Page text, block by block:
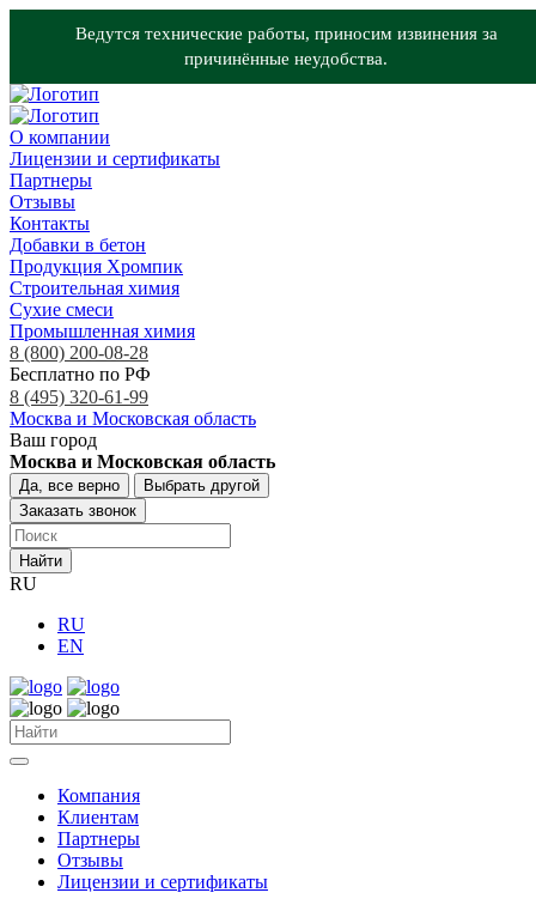
Ведутся технические работы, приносим извинения за
причинённые неудобства.
О компании
Лицензии и сертификаты
Партнеры
Отзывы
Контакты
Добавки в бетон
Продукция Хромпик
Строительная химия
Сухие смеси
Промышленная химия
8 (800) 200-08-28
Бесплатно по РФ
8 (495) 320-61-99
Москва и Московская область
Ваш город
Москва и Московская область
Да, все верно
Выбрать другой
Заказать звонок
Найти
RU
RU
EN
Компания
Клиентам
Партнеры
Отзывы
Лицензии и сертификаты